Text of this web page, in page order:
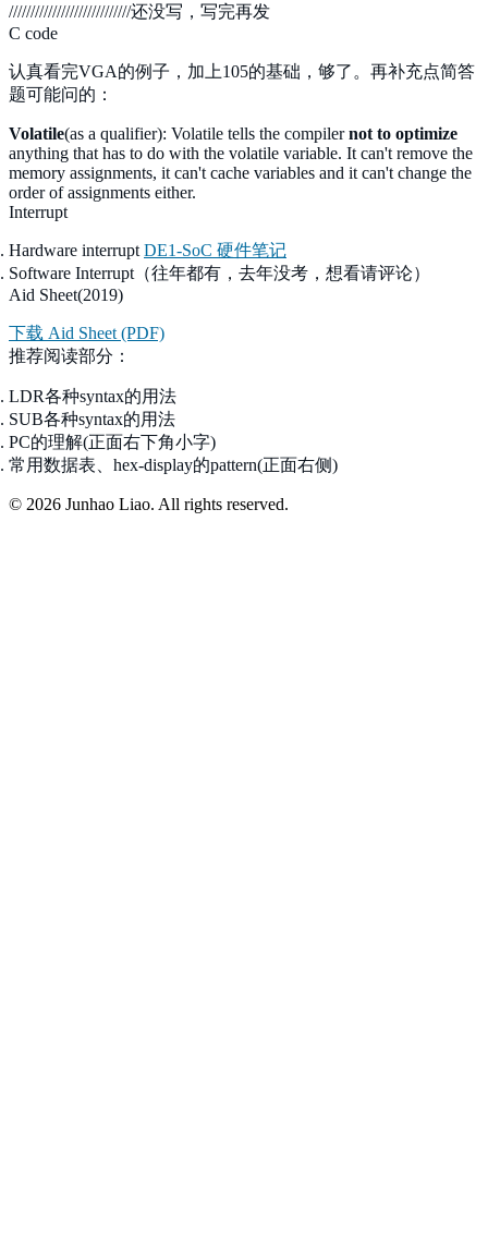
////////////////////////////还没写，写完再发
C code
认真看完VGA的例子，加上105的基础，够了。再补充点简答
题可能问的：
Volatile(as a qualifier): Volatile tells the compilernot to optimize
anything that has to do with the volatile variable. It can't remove the
memory assignments, it can't cache variables and it can't change the
order of assignments either.
Interrupt
Hardware interrupt DE1-SoC 硬件笔记
Software Interrupt（往年都有，去年没考，想看请评论）
Aid Sheet(2019)
下载 Aid Sheet (PDF)
推荐阅读部分：
LDR各种syntax的用法
SUB各种syntax的用法
PC的理解(正面右下角小字)
常用数据表、hex-display的pattern(正面右侧)
© 2026 Junhao Liao. All rights reserved.